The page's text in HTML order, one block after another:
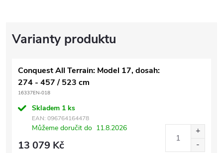
Conquest All Terrain: Model 17, dosah:
274 - 457 / 523 cm
16337EN-018
Skladem 1 ks
EAN: 096764164478
Můžeme doručit do 11.8.2026
13 079 Kč